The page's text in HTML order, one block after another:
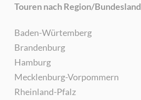
Touren nach Region/Bundesland
Baden-Würtemberg
Brandenburg
Hamburg
Mecklenburg-Vorpommern
Rheinland-Pfalz